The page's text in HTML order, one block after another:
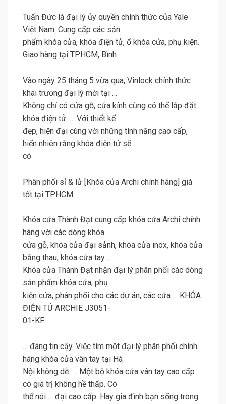
Tuấn Đức là đại lý ủy quyền chính thức của Yale
Việt Nam. Cung cấp các sản
phẩm khóa cửa, khóa điện tử, ổ khóa cửa, phụ kiện.
Giao hàng tại TPHCM, Bình
Vào ngày 25 tháng 5 vừa qua, Vinlock chính thức
khai trương đại lý mới tại …
Không chỉ có cửa gỗ, cửa kính cũng có thể lắp đặt
khóa điện tử. … Với thiết kế
đẹp, hiện đại cùng với những tính năng cao cấp,
hiển nhiên rằng khóa điện tử sẽ
có
Phân phối sỉ & lử [Khóa cửa Archi chính hãng] giá
tốt tại TP.HCM
Khóa cửa Thành Đạt cung cấp khóa cửa Archi chính
hãng với các dòng khóa
cửa gỗ, khóa cửa đại sảnh, khóa cửa inox, khóa cửa
bằng thau, khóa cửa tay …
Khóa cửa Thành Đạt nhận đại lý phân phối các dòng
sản phẩm khóa cửa, phụ
kiện cửa, phân phối cho các dự án, các cửa … KHÓA
ĐIỆN TỬ ARCHIE J3051-
01-KF.
… đáng tin cậy. Việc tìm một đại lý phân phối chính
hãng khóa cửa vân tay tại Hà
Nội không dễ. … Một bộ khóa cửa vân tay cao cấp
có giá trị không hề thấp. Có
thể nói … đại cao cấp. Hay gia đình bạn sống trong